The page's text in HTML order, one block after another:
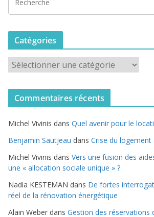
Catégories
t
o
r
i
e
Commentaires récents
Michel Vivinis dans Quel avenir pour le
Benjamin Sautjeau dans Crise du logement
Michel Vivinis dans Vers une fusion des
une « allocation sociale unique » ?
Nadia KESTEMAN dans De fortes
réel de la rénovation énergétique
Alain Weber dans Gestion des réservations